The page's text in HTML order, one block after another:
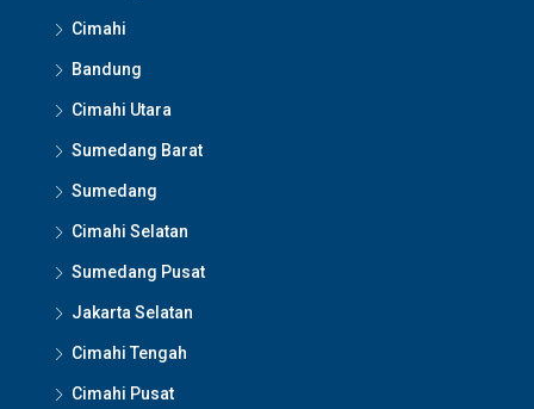
Cimahi
Bandung
Cimahi Utara
Sumedang Barat
Sumedang
Cimahi Selatan
Sumedang Pusat
Jakarta Selatan
Cimahi Tengah
Cimahi Pusat